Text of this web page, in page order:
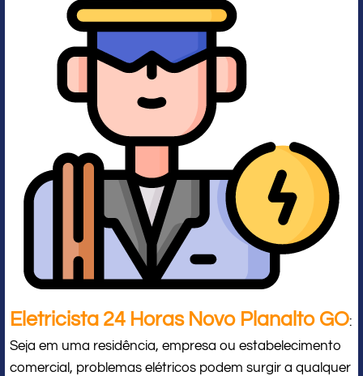
Eletricista 24 Horas Novo Planalto GO:
Seja em uma residência, empresa ou estabelecimento
comercial, problemas elétricos podem surgir a qualquer